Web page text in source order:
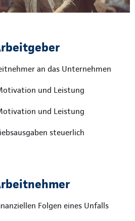
an das Unternehmen
und Leistung
und Leistung
steuerlich
Folgen eines Unfalls